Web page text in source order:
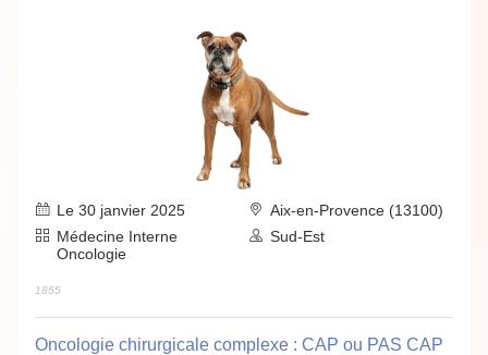
Le 30 janvier 2025
Aix-en-Provence (13100)
Médecine Interne
Oncologie
Sud-Est
1855
Oncologie chirurgicale complexe : CAP ou PAS CAP